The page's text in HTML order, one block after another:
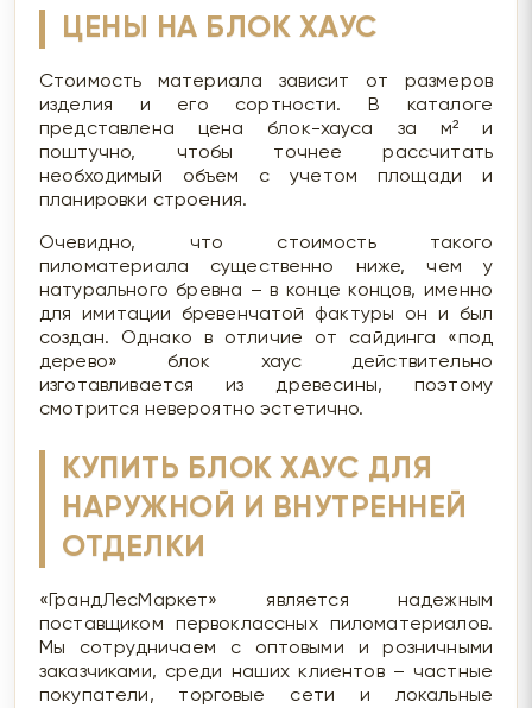
ЦЕНЫ НА БЛОК ХАУС
Стоимость материала зависит от размеров
изделия и его сортности. В каталоге
представлена цена блок-хауса за м² и
поштучно, чтобы точнее рассчитать
необходимый объем с учетом площади и
планировки строения.
Очевидно, что стоимость такого
пиломатериала существенно ниже, чем у
натурального бревна – в конце концов, именно
для имитации бревенчатой фактуры он и был
создан. Однако в отличие от сайдинга «под
дерево» блок хаус действительно
изготавливается из древесины, поэтому
смотрится невероятно эстетично.
КУПИТЬ БЛОК ХАУС ДЛЯ
НАРУЖНОЙ И ВНУТРЕННЕЙ
ОТДЕЛКИ
«ГрандЛесМаркет» является надежным
поставщиком первоклассных пиломатериалов.
Мы сотрудничаем с оптовыми и розничными
заказчиками, среди наших клиентов – частные
покупатели, торговые сети и локальные